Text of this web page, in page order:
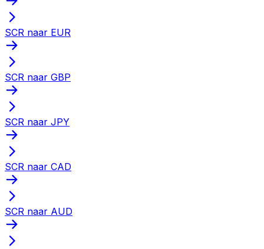
SCR naar EUR
SCR naar GBP
SCR naar JPY
SCR naar CAD
SCR naar AUD